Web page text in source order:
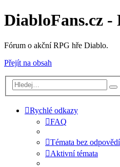
DiabloFans.cz -
Fórum o akční RPG hře Diablo.
Přejít na obsah
Rychlé odkazy
FAQ
Témata bez odpovědí
Aktivní témata